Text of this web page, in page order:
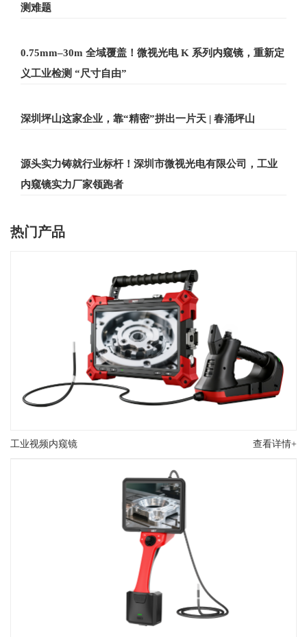
测难题
0.75mm–30m 全域覆盖！微视光电 K 系列内窥镜，重新定
义工业检测 “尺寸自由”
深圳坪山这家企业，靠“精密”拼出一片天 | 春涌坪山
源头实力铸就行业标杆！深圳市微视光电有限公司，工业
内窥镜实力厂家领跑者
热门产品
工业视频内窥镜 查看详情+